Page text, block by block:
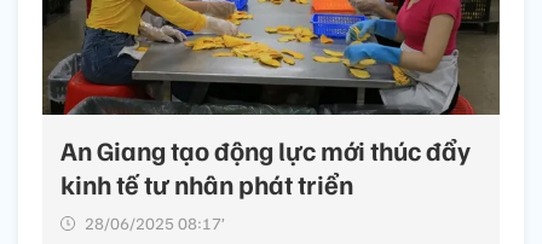
An Giang tạo động lực mới thúc đẩy
kinh tế tư nhân phát triển
28/06/2025 08:17’